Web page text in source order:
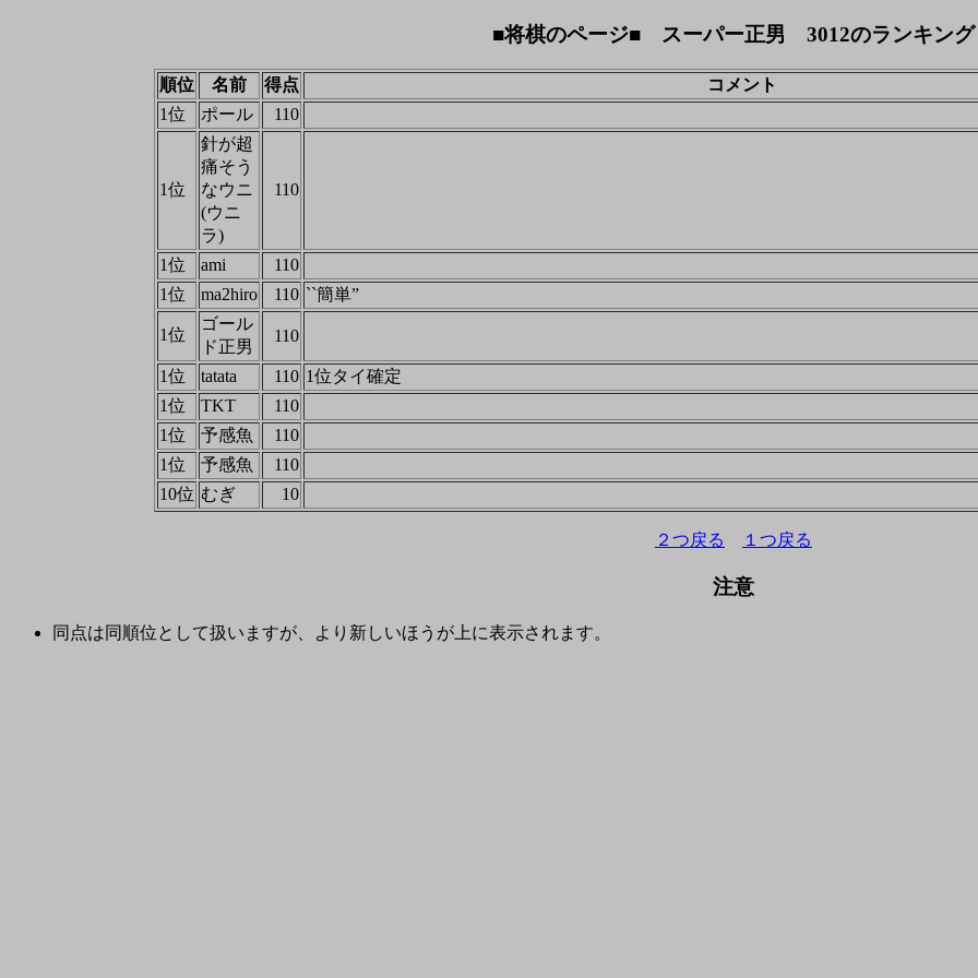
■将棋のページ■ スーパー正男 3012のランキング
順位 名前 得点 コメント
1位
ポール 110
1位
針が超
痛そう
なウニ
(ウニ
ラ)
110
1位 ami 110
1位
ma2hiro 110 ``簡単”
1位
ゴール
ド正男
110
1位 tatata 110 1位タイ確定
1位
TKT 110
1位
予感魚 110
1位
予感魚 110
10位 むぎ 10
２つ戻る １つ戻る
注意
同点は同順位として扱いますが、より新しいほうが上に表示されます。